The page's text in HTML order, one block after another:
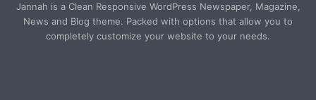
Jannah is a Clean Responsive WordPress Newspaper, Magazine,
News and Blog theme. Packed with options that allow you to
completely customize your website to your needs.